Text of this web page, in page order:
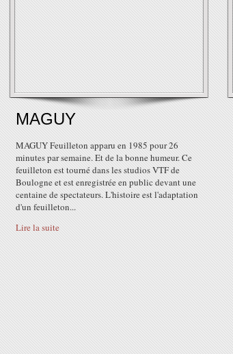
MAGUY
MAGUY Feuilleton apparu en 1985 pour 26
minutes par semaine. Et de la bonne humeur. Ce
feuilleton est tourné dans les studios VTF de
Boulogne et est enregistrée en public devant une
centaine de spectateurs. L'histoire est l'adaptation
d'un feuilleton...
Lire la suite